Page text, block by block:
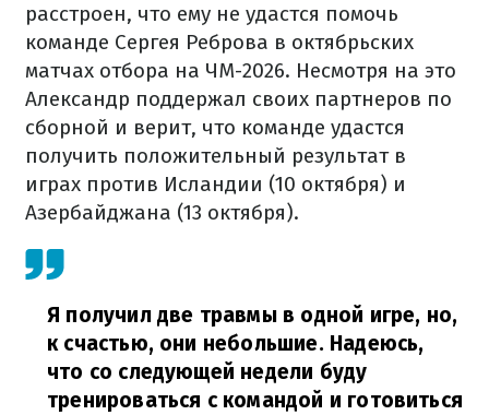
расстроен, что ему не удастся помочь
команде Сергея Реброва в октябрьских
матчах отбора на ЧМ-2026. Несмотря на это
Александр поддержал своих партнеров по
сборной и верит, что команде удастся
получить положительный результат в
играх против Исландии (10 октября) и
Азербайджана (13 октября).
Я получил две травмы в одной игре, но,
к счастью, они небольшие. Надеюсь,
что со следующей недели буду
тренироваться с командой и готовиться